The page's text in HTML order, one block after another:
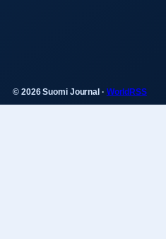
© 2026 Suomi Journal · WorldRSS